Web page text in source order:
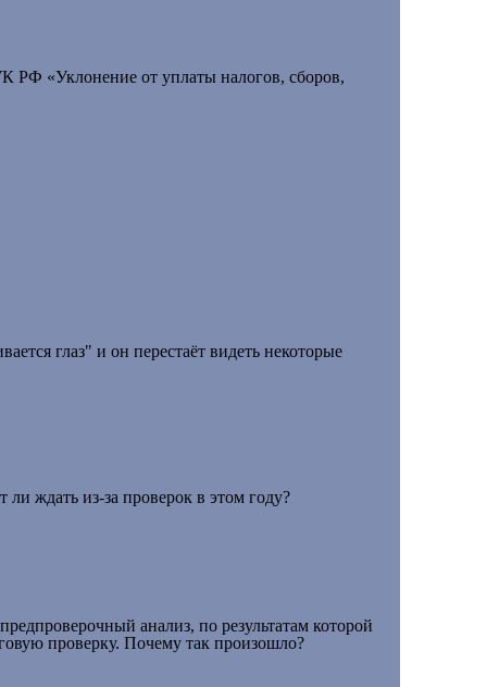
РФ «Уклонение от уплаты налогов, сборов,
глаз" и он перестаёт видеть некоторые
ждать из-за проверок в этом году?
анализ, по результатам которой
проверку. Почему так произошло?